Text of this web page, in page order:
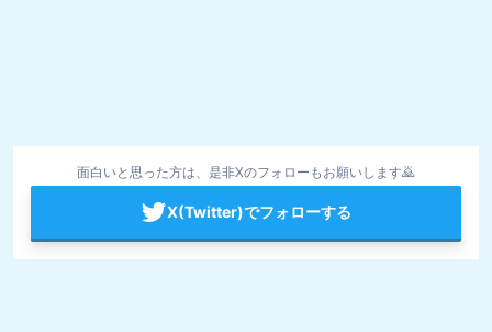
面白いと思った方は、是非Xのフォローもお願いします🙇
X(Twitter)でフォローする